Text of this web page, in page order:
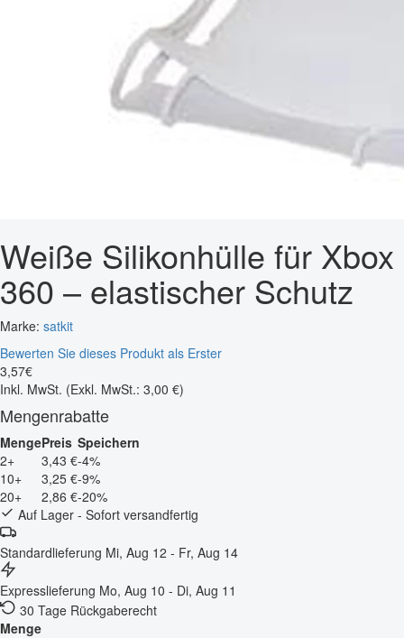
Weiße Silikonhülle für Xbox
360 – elastischer Schutz
Marke: satkit
Bewerten Sie dieses Produkt als Erster
3,57€
Inkl. MwSt. (Exkl. MwSt.: 3,00 €)
Mengenrabatte
MengePreis Speichern
2+
3,43 €-4%
10+
3,25 €-9%
20+
2,86 €-20%
Auf Lager - Sofort versandfertig
Standardlieferung Mi, Aug 12 - Fr, Aug 14
Expresslieferung Mo, Aug 10 - Di, Aug 11
30 Tage Rückgaberecht
Menge